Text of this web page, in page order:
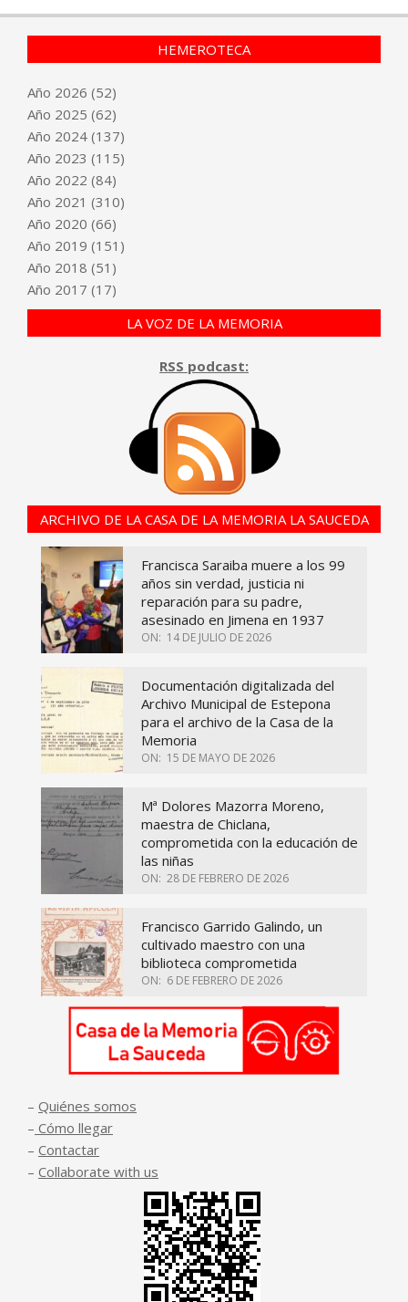
HEMEROTECA
Año 2026 (52)
Año 2025 (62)
Año 2024 (137)
Año 2023 (115)
Año 2022 (84)
Año 2021 (310)
Año 2020 (66)
Año 2019 (151)
Año 2018 (51)
Año 2017 (17)
LA VOZ DE LA MEMORIA
RSS podcast:
ARCHIVO DE LA CASA DE LA MEMORIA LA SAUCEDA
Francisca Saraiba muere a los 99
años sin verdad, justicia ni
reparación para su padre,
asesinado en Jimena en 1937
ON: 14 DE JULIO DE 2026
Documentación digitalizada del
Archivo Municipal de Estepona
para el archivo de la Casa de la
Memoria
ON: 15 DE MAYO DE 2026
Mª Dolores Mazorra Moreno,
maestra de Chiclana,
comprometida con la educación de
las niñas
ON: 28 DE FEBRERO DE 2026
Francisco Garrido Galindo, un
cultivado maestro con una
biblioteca comprometida
ON: 6 DE FEBRERO DE 2026
– Quiénes somos
– Cómo llegar
– Contactar
– Collaborate with us